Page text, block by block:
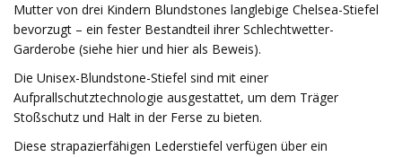
Mutter von drei Kindern Blundstones langlebige Chelsea-Stiefel
bevorzugt – ein fester Bestandteil ihrer Schlechtwetter-
Garderobe (siehe hier und hier als Beweis).
Die Unisex-Blundstone-Stiefel sind mit einer
Aufprallschutztechnologie ausgestattet, um dem Träger
Stoßschutz und Halt in der Ferse zu bieten.
Diese strapazierfähigen Lederstiefel verfügen über ein